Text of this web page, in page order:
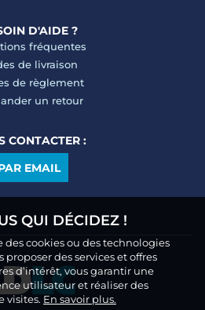
D'AIDE ?
fréquentes
de livraison
de règlement
un retour
CONTACTER :
EMAIL
QUI DÉCIDEZ !
des cookies ou des technologies
des services et offres
d’intérêt, vous garantir une
utilisateur et réaliser des
visites. En savoir plus.